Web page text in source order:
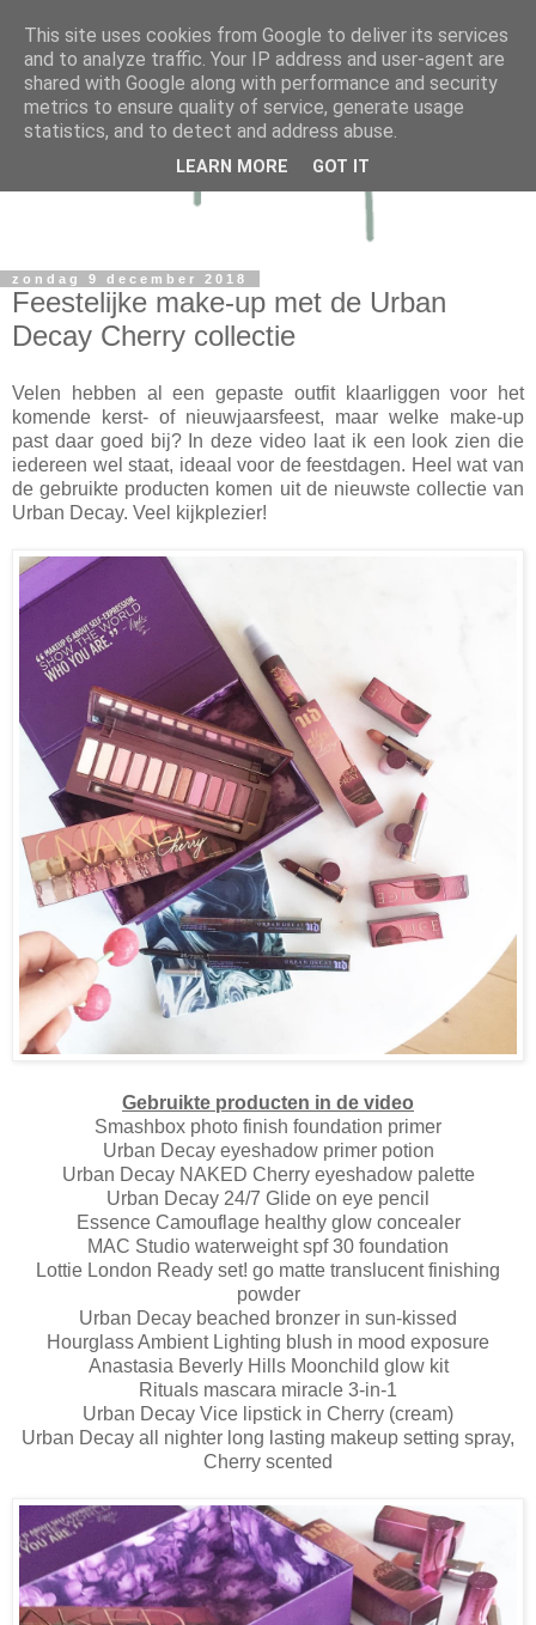
zondag 9 december 2018
Feestelijke make-up met de Urban
Decay Cherry collectie
Velen hebben al een gepaste outfit klaarliggen voor het
komende kerst- of nieuwjaarsfeest, maar welke make-up
past daar goed bij? In deze video laat ik een look zien die
iedereen wel staat, ideaal voor de feestdagen. Heel wat van
de gebruikte producten komen uit de nieuwste collectie van
Urban Decay. Veel kijkplezier!
Gebruikte producten in de video
Smashbox photo finish foundation primer
Urban Decay eyeshadow primer potion
Urban Decay NAKED Cherry eyeshadow palette
Urban Decay 24/7 Glide on eye pencil
Essence Camouflage healthy glow concealer
MAC Studio waterweight spf 30 foundation
Lottie London Ready set! go matte translucent finishing
powder
Urban Decay beached bronzer in sun-kissed
Hourglass Ambient Lighting blush in mood exposure
Anastasia Beverly Hills Moonchild glow kit
Rituals mascara miracle 3-in-1
Urban Decay Vice lipstick in Cherry (cream)
Urban Decay all nighter long lasting makeup setting spray,
Cherry scented
This site uses cookies from Google to deliver its services
and to analyze traffic. Your IP address and user-agent are
shared with Google along with performance and security
metrics to ensure quality of service, generate usage
statistics, and to detect and address abuse.
LEARN MORE GOT IT